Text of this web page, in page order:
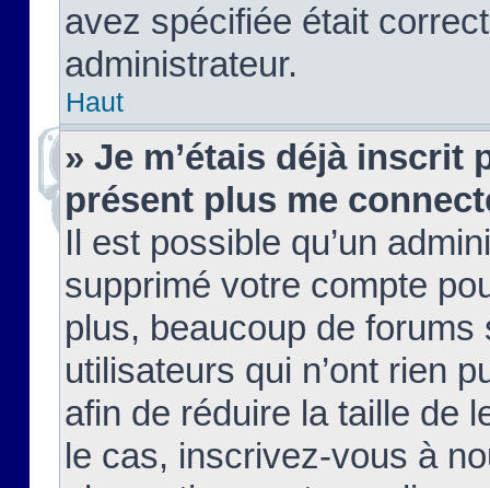
avez spécifiée était
administrateur.
Haut
» Je m’étais déjà inscrit
présent plus me
Il est possible qu’un
supprimé votre compte
plus, beaucoup de
utilisateurs qui n’ont rien
afin de réduire la taille de
le cas, inscrivez-vous à